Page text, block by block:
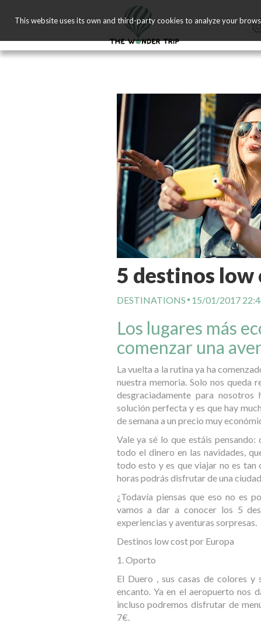
5 destinos low
DESTINATIONS 15/01/2017
Los lugares más
comenzar una
La vuelta a la rutina ya ha
nuestra memoria. Solo nos queda
desgraciadamente para nosotros
solución perfecta y es que hay
de semana a un precio muy
Vale ya sé lo que estáis
todo el dinero en las navidades,
todo esto y es que viajar no es tan
horas podrás disfrutar de una
¿Todavía piensas que eso no es
vamos a dar a conocer los 5
experiencias y aventuras sorpresas.
Destinos low cost por Europa
1. Oporto
El Duero , sus casas de colores
encanto. Ya en el aeropuerto nos
incluso podremos disfrutar de
7€.
This website uses its own and third-party cookies to analyze your